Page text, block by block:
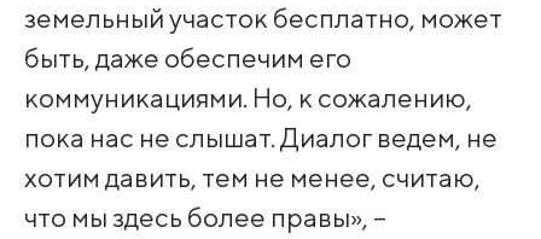
земельный участок бесплатно, может
быть, даже обеспечим его
коммуникациями. Но, к сожалению,
пока нас не слышат. Диалог ведем, не
хотим давить, тем не менее, считаю,
что мы здесь более правы», –